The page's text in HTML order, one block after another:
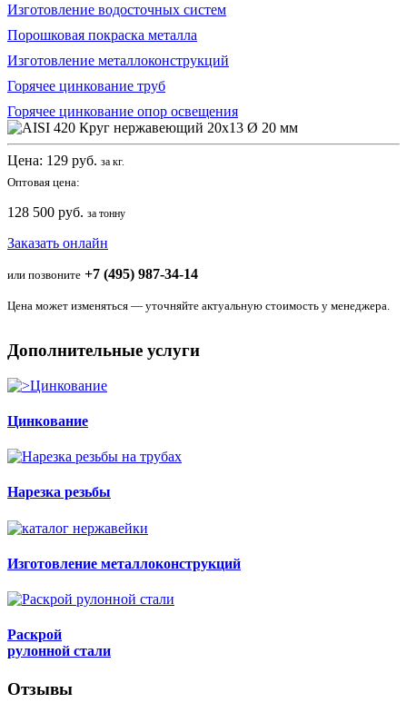
Изготовление водосточных систем
Порошковая покраска металла
Изготовление металлоконструкций
Горячее цинкование труб
Горячее цинкование опор освещения
Цена: 129 руб. за кг.
Оптовая цена:
128 500 руб. за тонну
Заказать онлайн
или позвоните +7 (495) 987-34-14
Цена может изменяться — уточняйте актуальную стоимость у менеджера.
Дополнительные услуги
Цинкование
Нарезка резьбы
Изготовление металлоконструкций
Раскрой
рулонной стали
Отзывы